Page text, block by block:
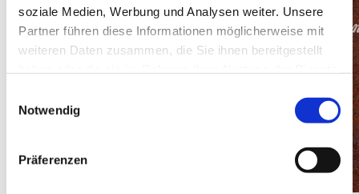
soziale Medien, Werbung und Analysen weiter. Unsere
Partner führen diese Informationen möglicherweise mit
weiteren Daten zusammen, die Sie ihnen bereitgestellt
Notwendig
Präferenzen